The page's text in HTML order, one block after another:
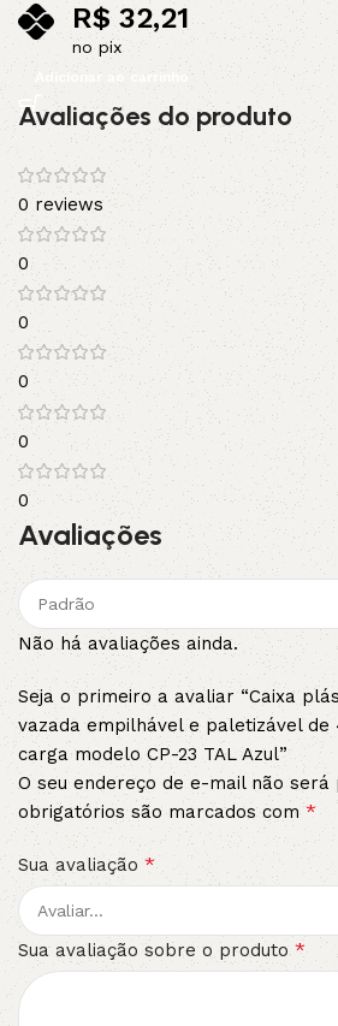
R$32,21
no pix
Adicionar ao carrinho
Avaliações do produto
0 reviews
0
0
0
0
0
Avaliações
Não há avaliações ainda.
Seja o primeiro a avaliar “Caixa
vazada empilhável e paletizável
carga modelo CP-23 TAL Azul”
O seu endereço de e-mail não será
obrigatórios são marcados com*
Sua avaliação *
Sua avaliação sobre o produto*